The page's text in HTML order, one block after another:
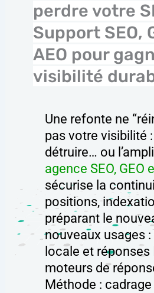
perdre votre
Support SEO,
AEO pour
visibilité
Une refonte ne
pas votre visibilité
détruire… ou
agence SEO, GEO
sécurise la
positions,
préparant le
nouveaux usages
locale et réponses
moteurs de
Méthode :